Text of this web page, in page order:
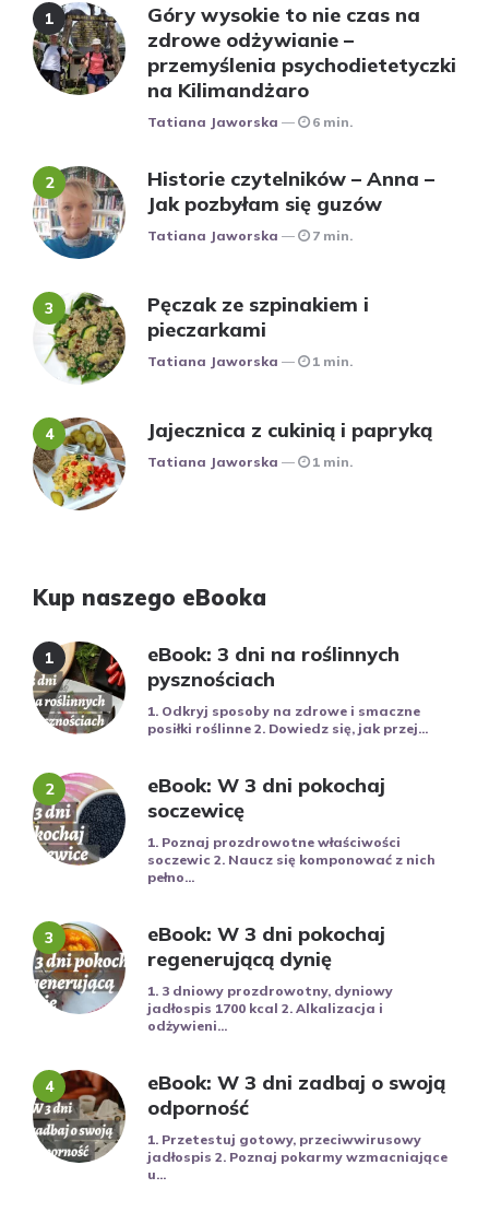
Góry wysokie to nie czas na
zdrowe odżywianie –
przemyślenia psychodietetyczki
na Kilimandżaro
Posted
Tatiana Jaworska 6 min.
Historie czytelników – Anna –
Jak pozbyłam się guzów
Posted
Tatiana Jaworska 7 min.
Pęczak ze szpinakiem i
pieczarkami
Posted
Tatiana Jaworska 1 min.
Jajecznica z cukinią i papryką
Posted
Tatiana Jaworska 1 min.
Kup naszego eBooka
eBook: 3 dni na roślinnych
pysznościach
1. Odkryj sposoby na zdrowe i smaczne
posiłki roślinne 2. Dowiedz się, jak przej...
eBook: W 3 dni pokochaj
soczewicę
1. Poznaj prozdrowotne właściwości
soczewic 2. Naucz się komponować z nich
pełno...
eBook: W 3 dni pokochaj
regenerującą dynię
1. 3 dniowy prozdrowotny, dyniowy
jadłospis 1700 kcal 2. Alkalizacja i
odżywieni...
eBook: W 3 dni zadbaj o swoją
odporność
1. Przetestuj gotowy, przeciwwirusowy
jadłospis 2. Poznaj pokarmy wzmacniające
u...